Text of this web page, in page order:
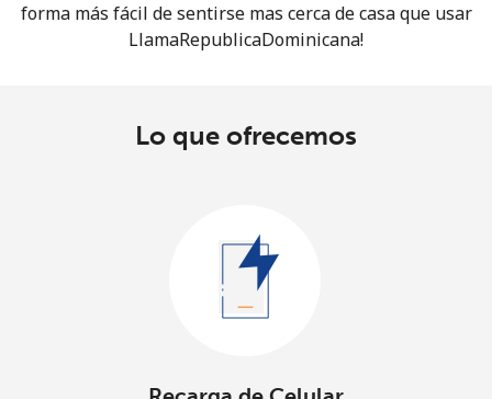
Mantente en contacto para recibir nuestras mejores
Únete
forma más fácil de sentirse mas cerca de casa que usar
LlamaRepublicaDominicana!
Lo que ofrecemos